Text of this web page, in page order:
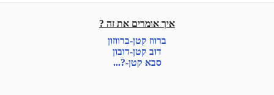
איך אומרים את זה ?
ברווז קטן-ברווזון
דוב קטן-דובון
סבא קטן-?...